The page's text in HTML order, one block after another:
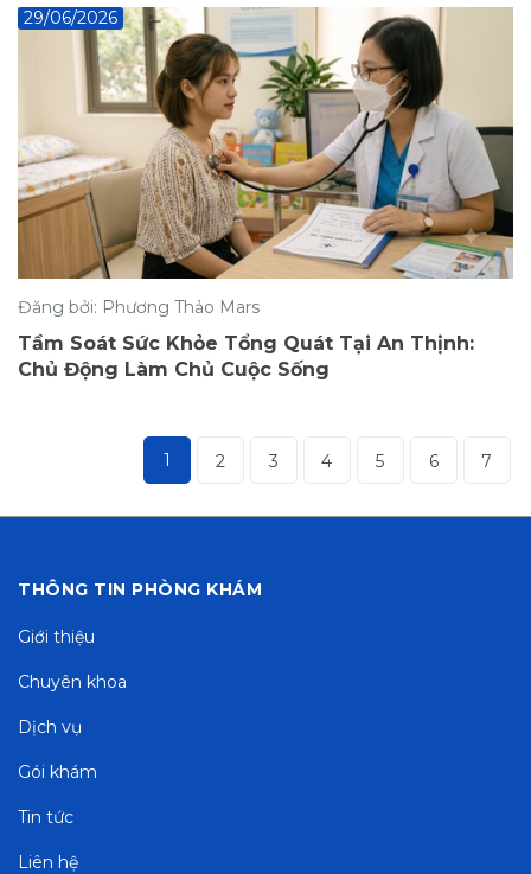
29/06/2026
Đăng bởi: Phương Thảo Mars
Tầm Soát Sức Khỏe Tổng Quát Tại An Thịnh:
Chủ Động Làm Chủ Cuộc Sống
1 2 3 4 5 6 7
THÔNG TIN PHÒNG KHÁM
Giới thiệu
Chuyên khoa
Dịch vụ
Gói khám
Tin tức
Liên hệ